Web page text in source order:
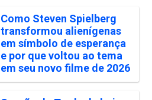
Como Steven Spielberg
transformou alienígenas
em símbolo de esperança
e por que voltou ao tema
em seu novo filme de 2026